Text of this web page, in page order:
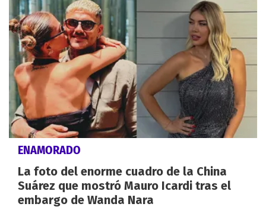
ENAMORADO
La foto del enorme cuadro de la China
Suárez que mostró Mauro Icardi tras el
embargo de Wanda Nara